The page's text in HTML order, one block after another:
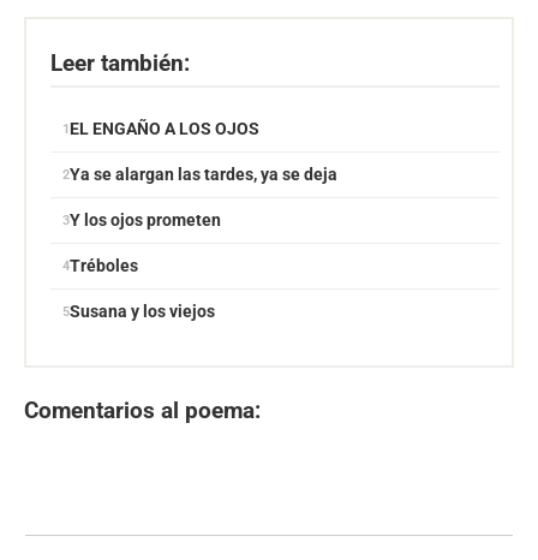
Leer también:
EL ENGAÑO A LOS OJOS
Ya se alargan las tardes, ya se deja
Y los ojos prometen
Tréboles
Susana y los viejos
Comentarios al poema: